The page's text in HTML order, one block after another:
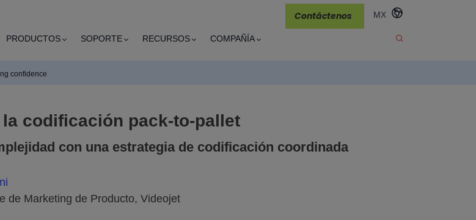
Contáctenos MX
PRODUCTOS SOPORTE RECURSOS COMPAÑÍA
confidence
la codificación pack-to-pallet
con una estrategia de codificación coordinada
de Marketing de Producto, Videojet